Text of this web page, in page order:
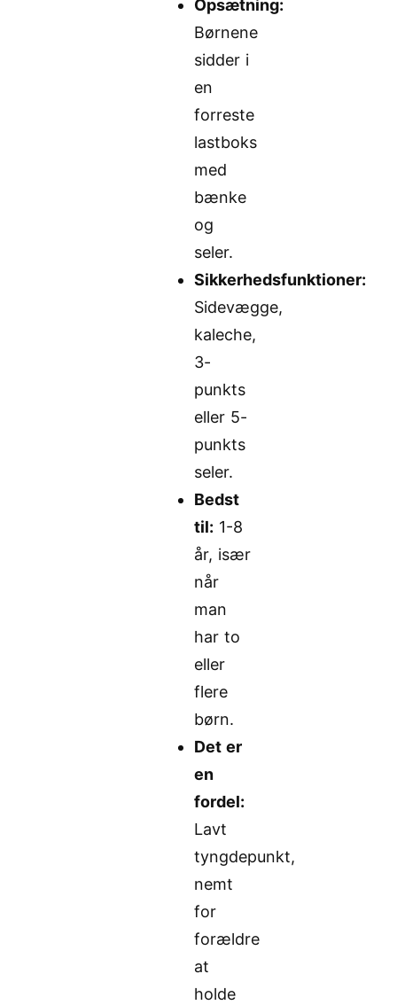
Opsætning:
Børnene
sidder i
en
forreste
lastboks
med
bænke
og
seler.
Sikkerhedsfunktioner:
Sidevægge,
kaleche,
3-
punkts
eller 5-
punkts
seler.
Bedst
til: 1-8
år, især
når
man
har to
eller
flere
børn.
Det er
en
fordel:
Lavt
tyngdepunkt,
nemt
for
forældre
at
holde